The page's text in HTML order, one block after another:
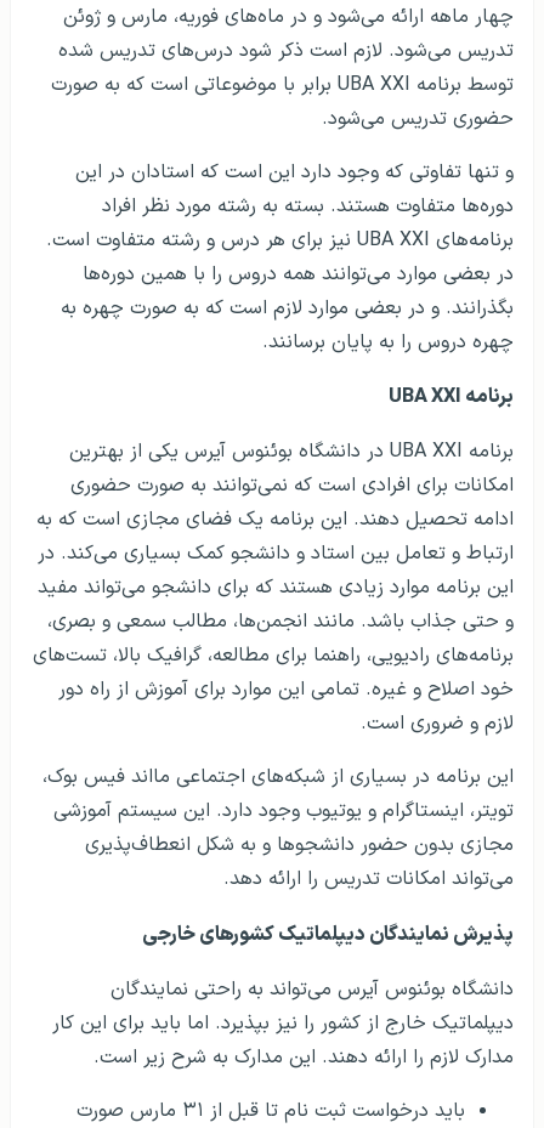
چهار ماهه ارائه می‌شود و در ماه‌های فوریه، مارس و ژوئن
تدریس می‌شود. لازم است ذکر شود درس‌های تدریس شده
توسط برنامه UBA XXI برابر با موضوعاتی است که به صورت
حضوری تدریس می‌شود.
و تنها تفاوتی که وجود دارد این است که استادان در این
دوره‌ها متفاوت هستند. بسته به رشته مورد نظر افراد
برنامه‌های UBA XXI نیز برای هر درس و رشته متفاوت است.
در بعضی موارد می‌توانند همه دروس را با همین دوره‌ها
بگذرانند. و در بعضی موارد لازم است که به صورت چهره به
چهره دروس را به پایان برسانند.
برنامه UBA XXI
برنامه UBA XXI در دانشگاه بوئنوس آیرس یکی از بهترین
امکانات برای افرادی است که نمی‌توانند به صورت حضوری
ادامه تحصیل دهند. این برنامه یک فضای مجازی است که به
ارتباط و تعامل بین استاد و دانشجو کمک بسیاری می‌کند. در
این برنامه موارد زیادی هستند که برای دانشجو می‌تواند مفید
و حتی جذاب باشد. مانند انجمن‌ها، مطالب سمعی و بصری،
برنامه‌های رادیویی، راهنما برای مطالعه، گرافیک بالا، تست‌های
خود اصلاح و غیره. تمامی این موارد برای آموزش از راه دور
لازم و ضروری است.
این برنامه در بسیاری از شبکه‌های اجتماعی مااند فیس بوک،
تویتر، اینستاگرام و یوتیوب وجود دارد. این سیستم آموزشی
مجازی بدون حضور دانشجوها و به شکل انعطاف‌پذیری
می‌تواند امکانات تدریس را ارائه دهد.
پذیرش نمایندگان دیپلماتیک کشورهای خارجی
دانشگاه بوئنوس آیرس می‌تواند به راحتی نمایندگان
دیپلماتیک خارج از کشور را نیز بپذیرد. اما باید برای این کار
مدارک لازم را ارائه دهند. این مدارک به شرح زیر است.
باید درخواست ثبت نام تا قبل از ۳۱ مارس صورت